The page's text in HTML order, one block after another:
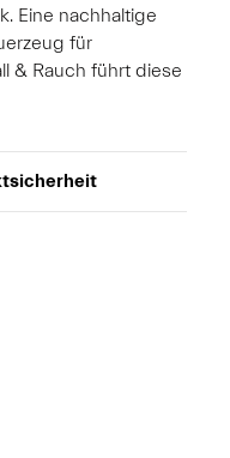
Eine nachhaltige
für
& Rauch führt diese